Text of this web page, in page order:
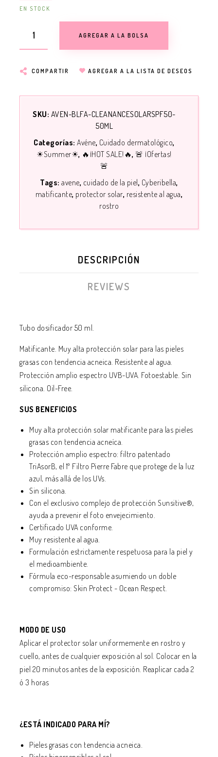
EN STOCK
AGREGAR A LA BOLSA
COMPARTIR AGREGAR A LA LISTA DE DESEOS
SKU: AVEN-BLFA-CLEANANCESOLARSPF50-
50ML
Categorías:Avéne Cuidado dermatológico
☀Summer☀ 🔥¡HOT SALE!🔥 🚨 ¡Ofertas!
🚨
Tags:avene cuidado de la piel Cyberibella
matificante protector solar resistente al agua
rostro
DESCRIPCIÓN
REVIEWS
Tubo dosificador 50 ml.
Matificante. Muy alta protección solar para las pieles
grasas con tendencia acneica. Resistente al agua.
Protección amplio espectro UVB-UVA. Fotoestable. Sin
silicona. Oil-Free.
SUS BENEFICIOS
Muy alta protección solar matificante para las pieles
grasas con tendencia acneíca.
Protección amplio espectro: filtro patentado
TriAsorB, el 1º Filtro Pierre Fabre que protege de la luz
azul, más allá de los UVs.
Sin silicona.
Con el exclusivo complejo de protección Sunsitive®,
ayuda a prevenir el foto envejecimiento.
Certificado UVA conforme.
Muy resistente al agua.
Formulación estrictamente respetuosa para la piel y
el medioambiente.
Fórmula eco-responsable asumiendo un doble
compromiso: Skin Protect - Ocean Respect.
MODO DE USO
Aplicar el protector solar uniformemente en rostro y
cuello, antes de cualquier exposición al sol. Colocar en la
piel 20 minutos antes de la exposición. Reaplicar cada 2
ó 3 horas
¿ESTÁ INDICADO PARA MÍ?
Pieles grasas con tendencia acneica.